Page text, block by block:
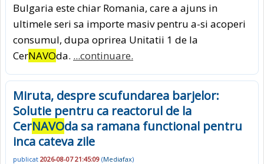
Bulgaria este chiar Romania, care a ajuns in
ultimele seri sa importe masiv pentru a-si acoperi
consumul, dupa oprirea Unitatii 1 de la
CerNAVOda. ...continuare.
Miruta, despre scufundarea barjelor:
Solutie pentru ca reactorul de la
CerNAVOda sa ramana functional pentru
inca cateva zile
publicat 2026-08-07 21:45:09 (Mediafax)